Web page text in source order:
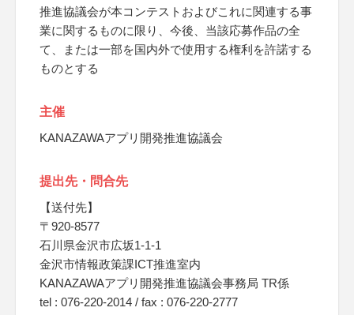
推進協議会が本コンテストおよびこれに関連する事
業に関するものに限り、今後、当該応募作品の全
て、または一部を国内外で使用する権利を許諾する
ものとする
主催
KANAZAWAアプリ開発推進協議会
提出先・問合先
【送付先】
〒920-8577
石川県金沢市広坂1-1-1
金沢市情報政策課ICT推進室内
KANAZAWAアプリ開発推進協議会事務局 TR係
tel : 076-220-2014 / fax : 076-220-2777